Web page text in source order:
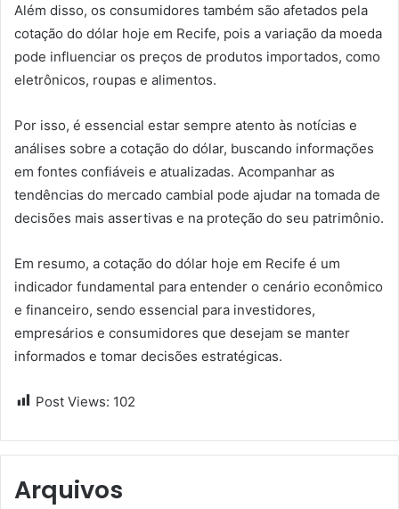
Além disso, os consumidores também são afetados pela
cotação do dólar hoje em Recife, pois a variação da moeda
pode influenciar os preços de produtos importados, como
eletrônicos, roupas e alimentos.
Por isso, é essencial estar sempre atento às notícias e
análises sobre a cotação do dólar, buscando informações
em fontes confiáveis e atualizadas. Acompanhar as
tendências do mercado cambial pode ajudar na tomada de
decisões mais assertivas e na proteção do seu patrimônio.
Em resumo, a cotação do dólar hoje em Recife é um
indicador fundamental para entender o cenário econômico
e financeiro, sendo essencial para investidores,
empresários e consumidores que desejam se manter
informados e tomar decisões estratégicas.
Post Views: 102
Arquivos